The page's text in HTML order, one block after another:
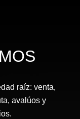
raíz: venta,
avalúos y